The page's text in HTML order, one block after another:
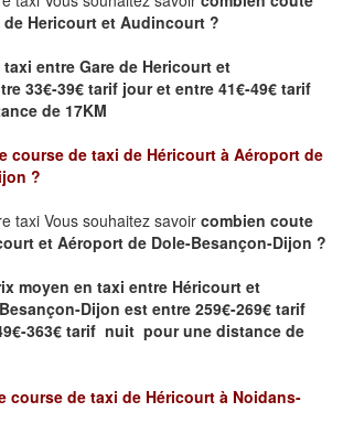
de Hericourt et Audincourt ?
taxi entre Gare de Hericourt et
33€-39€ tarif jour et entre 41€-49€ tarif
de 17KM
course de taxi de Héricourt à Aéroport de
?
taxi Vous souhaitez savoir combien coute
et Aéroport de Dole-Besançon-Dijon ?
moyen en taxi entre Héricourt et
Dijon est entre 259€-269€ tarif
363€ tarif nuit pour une distance de
course de taxi de Héricourt à Noidans-